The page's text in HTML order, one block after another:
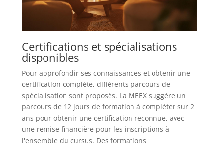
Certifications et spécialisations
disponibles
Pour approfondir ses connaissances et obtenir une
certification complète, différents parcours de
spécialisation sont proposés. La MEEX suggère un
parcours de 12 jours de formation à compléter sur 2
ans pour obtenir une certification reconnue, avec
une remise financière pour les inscriptions à
l'ensemble du cursus. Des formations